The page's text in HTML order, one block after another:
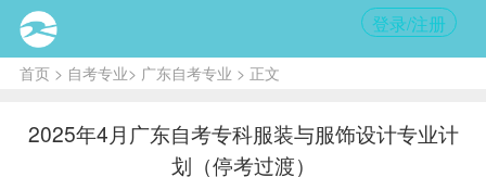
登录/注册
首页> 自考专业> 广东自考专业 > 正文
2025年4月广东自考专科服装与服饰设计专业计
划（停考过渡）